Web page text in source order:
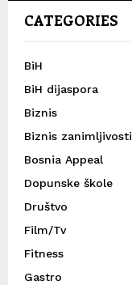
CATEGORIES
BiH
BiH dijaspora
Biznis
Biznis zanimljivosti
Bosnia Appeal
Dopunske škole
Društvo
Film/Tv
Fitness
Gastro